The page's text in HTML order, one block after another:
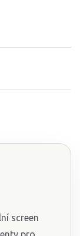
screen